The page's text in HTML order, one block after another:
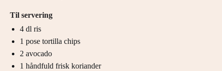
Til servering
4 dl ris
1 pose tortilla chips
2 avocado
1 håndfuld frisk koriander